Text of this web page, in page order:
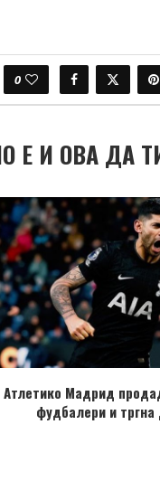
0
Е И ОВА ДА
Атлетико Мадрид
фудбалери и тргна